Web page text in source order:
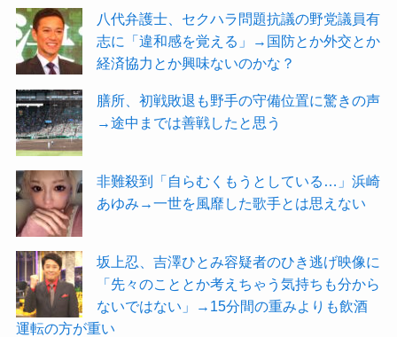
八代弁護士、セクハラ問題抗議の野党議員有
志に「違和感を覚える」→国防とか外交とか
経済協力とか興味ないのかな？
膳所、初戦敗退も野手の守備位置に驚きの声
→途中までは善戦したと思う
非難殺到「自らむくもうとしている…」浜崎
あゆみ→一世を風靡した歌手とは思えない
坂上忍、吉澤ひとみ容疑者のひき逃げ映像に
「先々のこととか考えちゃう気持ちも分から
ないではない」→15分間の重みよりも飲酒
運転の方が重い